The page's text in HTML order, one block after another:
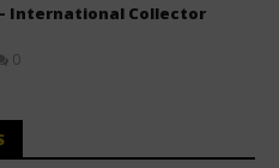
International Collector
0